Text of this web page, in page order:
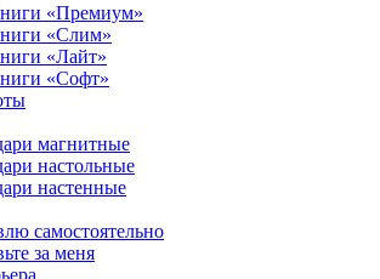
«Премиум»
«Слим»
«Лайт»
«Софт»
магнитные
настольные
настенные
самостоятельно
за меня